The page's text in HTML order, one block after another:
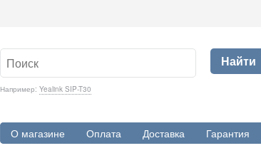
Например: Yealink SIP-T30
Найти
О магазине Оплата Доставка Гарантия